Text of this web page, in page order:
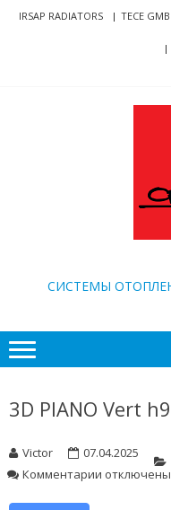
Skip
SkipIRSAP RADIATORS TECE
CИСТЕМЫ
3D PIANO Vert
Victor
07.04.2025
Комментарии котключены